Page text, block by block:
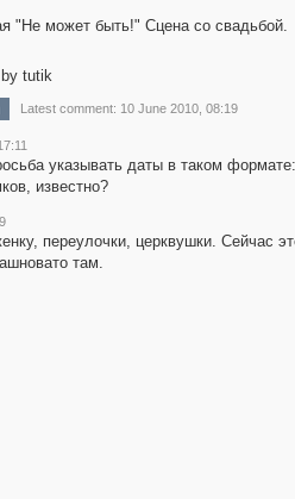
"Не может быть!" Сцена со свадьбой.
tutik
Latest comment: 10 June 2010, 08:19
указывать даты в таком
известно?
переулочки, церквушки. Сейчас
там.